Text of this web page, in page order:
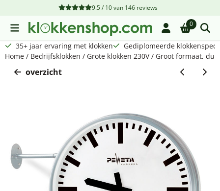
Cookievoorkeuren zijn beschikbaar. Kies instellingen of sta
9.5 / 10van 146reviews
0
35+ jaar ervaring met klokken
Gediplomeerde
Home / Bedrijfsklokken / Grote klokken 230V / Groot formaat,
overzicht